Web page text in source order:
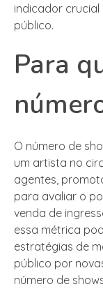
indicador
público.
Para
O número de
um artista no
agentes,
para avaliar o
venda de
essa métrica
estratégias de
público por
número de